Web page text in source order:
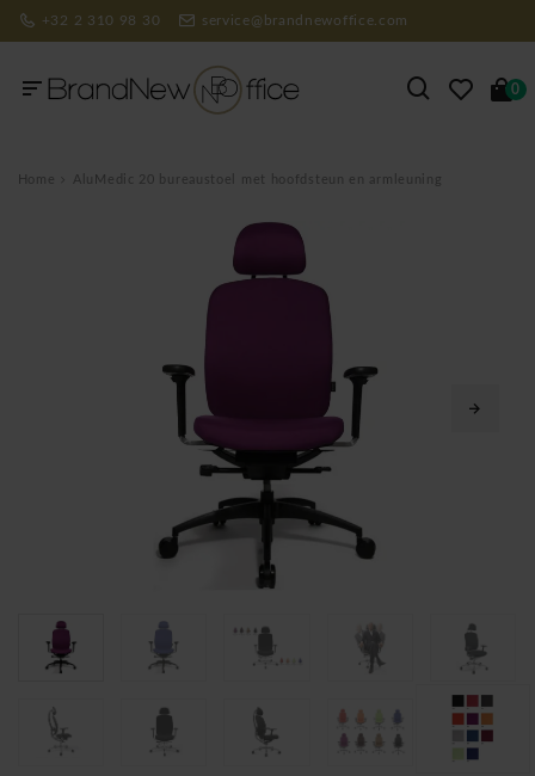
+32 2 310 98 30 service@brandnewoffice.com
0
Home AluMedic 20 bureaustoel met hoofdsteun en armleuning